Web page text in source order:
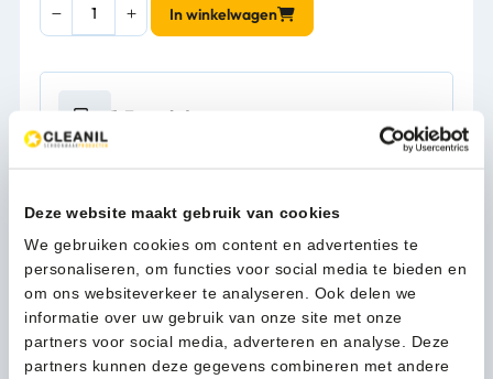
Deze website maakt gebruik van cookies
We gebruiken cookies om content en advertenties te
personaliseren, om functies voor social media te bieden en
om ons websiteverkeer te analyseren. Ook delen we
informatie over uw gebruik van onze site met onze
partners voor social media, adverteren en analyse. Deze
partners kunnen deze gegevens combineren met andere
Puzzi
met
1.100-
225.0
In winkelwagen
1-3 werkdagen
Kan ik u helpen?
Download productinfo